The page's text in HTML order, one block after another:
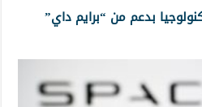
بدعم من “برايم داي”